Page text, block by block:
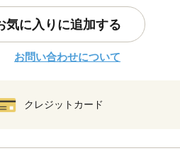
気に入りに追加する
お問い合わせについて
クレジットカード